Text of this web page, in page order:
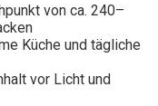
von ca. 240–
Küche und tägliche
vor Licht und